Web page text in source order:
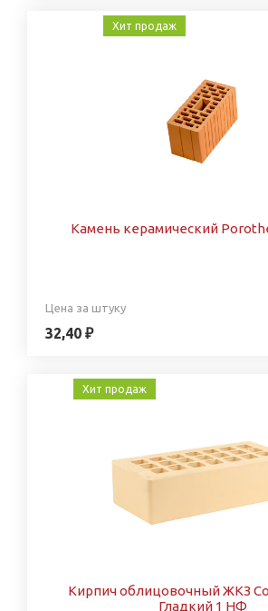
Хит продаж
Камень керамический
Цена за штуку
32,40 ₽
Хит продаж
Кирпич облицовочный ЖКЗ
Гладкий 1 НФ